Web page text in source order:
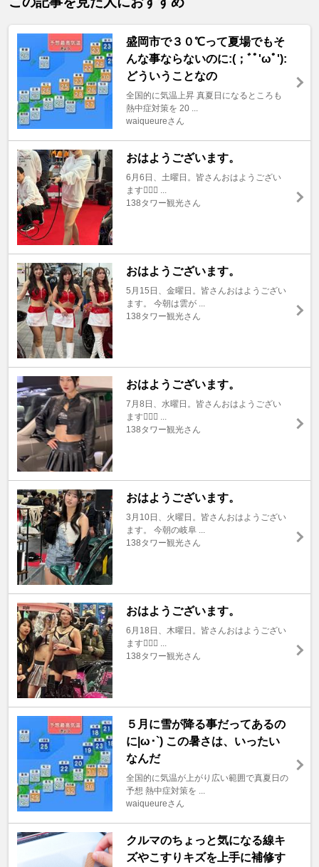
盛岡市で３０℃って夏場でもそ
んな事ならないのに:(；ﾞﾟ'ωﾟ'):
どういうことなの
全国的に気温上昇 真夏日になるところも
熱中症対策を 20 ...
waiqueureさん
おはようございます。
6月6日、土曜日。皆さんおはようござい
ます🙇🏼‍♂️ ...
138タワー観光さん
おはようございます。
5月15日、金曜日。皆さんおはようござい
ます。 今朝は雲が ...
138タワー観光さん
おはようございます。
7月8日、水曜日。皆さんおはようござい
ます🙇🏼‍♂️ ...
138タワー観光さん
おはようございます。
3月10日、火曜日。皆さんおはようござい
ます。 今朝の岐阜 ...
138タワー観光さん
おはようございます。
6月18日、木曜日。皆さんおはようござい
ます🙇🏼‍♂️ ...
138タワー観光さん
５月に雪が降る事だってあるの
に|ω･`) この暑さは、いったい
なんだ
全国的に気温が上がり広い範囲で真夏日の
予想 熱中症対策を ...
waiqueureさん
クルマのちょっと気になる線キ
ズやこすりキズを上手に補修す